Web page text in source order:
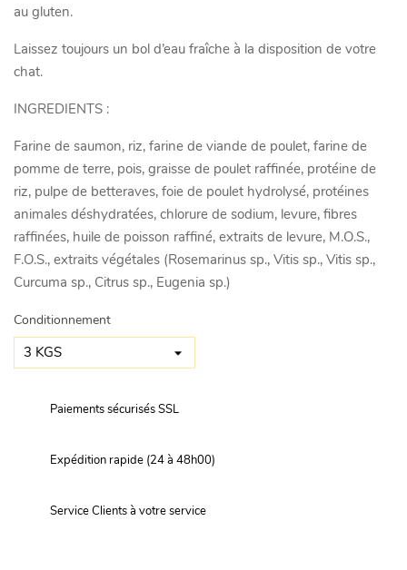
au gluten.
Laissez toujours un bol d’eau fraîche à la disposition de votre
chat.
INGREDIENTS :
Farine de saumon, riz, farine de viande de poulet, farine de
pomme de terre, pois, graisse de poulet raffinée, protéine de
riz, pulpe de betteraves, foie de poulet hydrolysé, protéines
animales déshydratées, chlorure de sodium, levure, fibres
raffinées, huile de poisson raffiné, extraits de levure, M.O.S.,
F.O.S., extraits végétales (Rosemarinus sp., Vitis sp., Vitis sp.,
Curcuma sp., Citrus sp., Eugenia sp.)
Conditionnement
Paiements sécurisés SSL
Expédition rapide (24 à 48h00)
Service Clients à votre service